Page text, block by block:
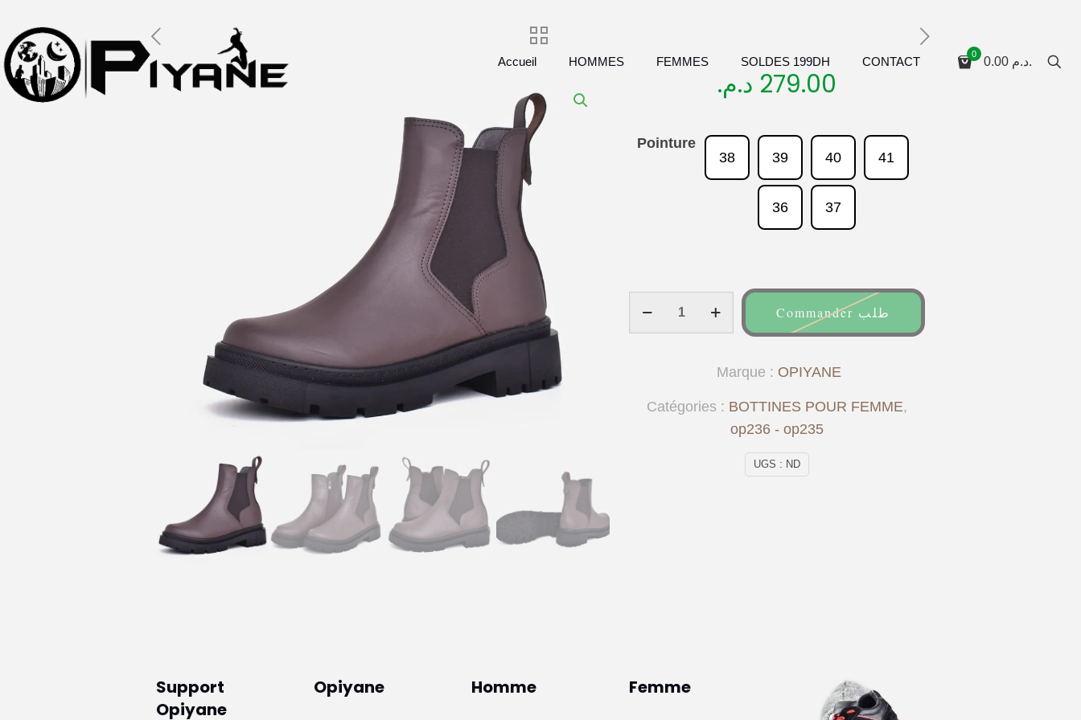
Accueil HOMMES FEMMES SOLDES 199DH CONTACT
0
0.00 د.م.
279.00 د.م.
Pointure
38
39 40 41
36 37
Commander طلب
UGS : ND
Catégories : BOTTINES POUR FEMME,
op236 - op235
Marque : OPIYANE
Support
Opiyane
Opiyane Homme Femme